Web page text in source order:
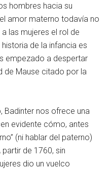
hombres hacia su
amor materno todavía no
las mujeres el rol de
de la infancia es
empezado a despertar
de Mause citado por la
Badinter nos ofrece una
evidente cómo, antes
(ni hablar del paterno)
de 1760, sin
dio un vuelco